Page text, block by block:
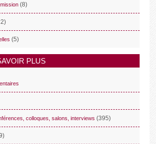
(8)
(5)
PLUS
colloques, salons, interviews (395)